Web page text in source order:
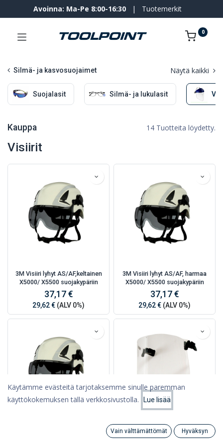
Viimeksi saapuneet
Category
Avoinna: Ma-Pe 8:00-16:30 | Tuotemerkit
0
Silmä- ja kasvosuojaimet Näytä kaikki
Suojalasit Silmä- ja lukulasit
Kauppa 14 Tuotteita löydetty.
Visiirit
3M Visiiri lyhyt AS/AF,keltainen
X5000/ X5500 suojakypäriin
37,17 €
29,62 € (ALV 0%)
3M Visiiri lyhyt AS/AF, harmaa
X5000/ X5500 suojakypäriin
37,17 €
29,62 € (ALV 0%)
Peltor Visiiri asetaatti kirkas
32,96 €
Käytämme evästeitä tarjotaksemme sinulle paremman
käyttökokemuksen tällä verkkosivustolla.
Lue lisää
Vain välttämättömät Hyväksyn